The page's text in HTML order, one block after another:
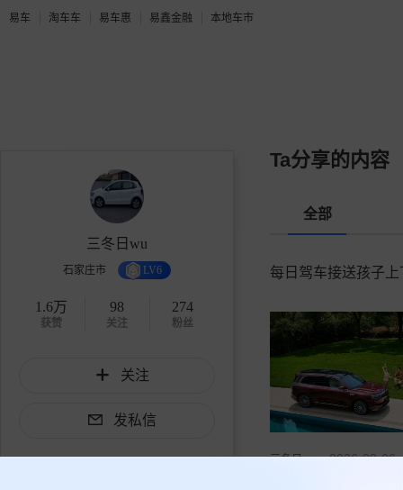
易车 淘车车 易车惠 易鑫金融 本地车市
三冬日wu
石家庄市 LV6
1.6万
获赞
98
关注
274
粉丝
关注
发私信
Ta分享的内容
全部
每日驾车接送孩子
三冬日wu 2026-08-06